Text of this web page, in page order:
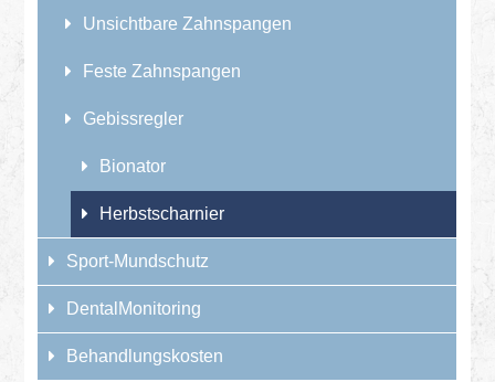
Unsichtbare Zahnspangen
Feste Zahnspangen
Gebissregler
Bionator
Herbstscharnier
Sport-Mundschutz
DentalMonitoring
Behandlungskosten